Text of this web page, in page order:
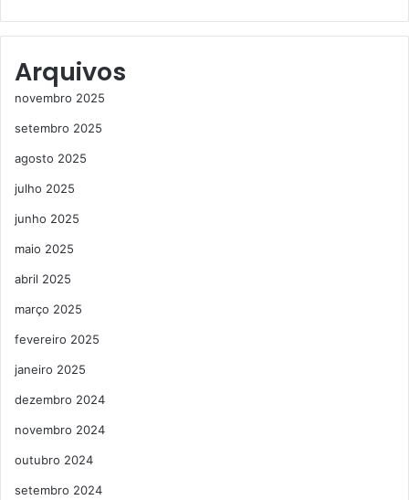
Arquivos
novembro 2025
setembro 2025
agosto 2025
julho 2025
junho 2025
maio 2025
abril 2025
março 2025
fevereiro 2025
janeiro 2025
dezembro 2024
novembro 2024
outubro 2024
setembro 2024